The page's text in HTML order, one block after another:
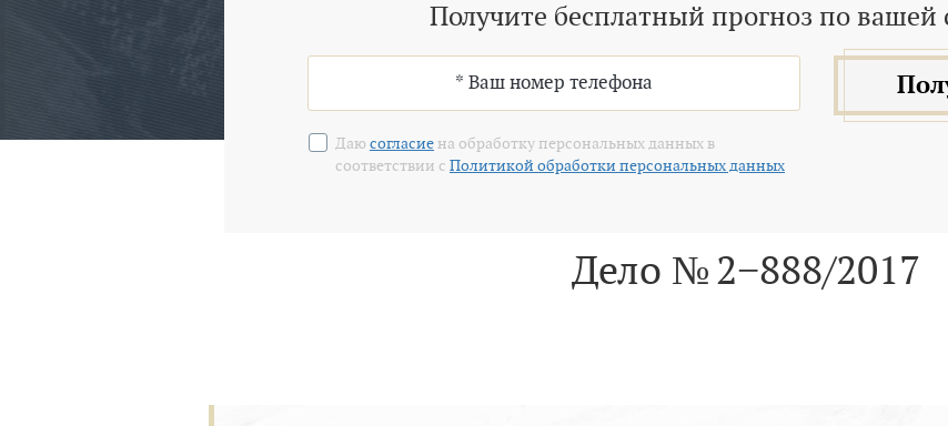
Получите бесплатный прогноз по вашей
Даю согласиена обработку персональных данных в
соответствии с Политикой обработки персональных данных
Дело № 2−888/2017